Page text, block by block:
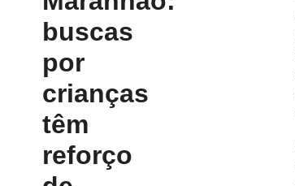
buscas
por
crianças
têm
reforço